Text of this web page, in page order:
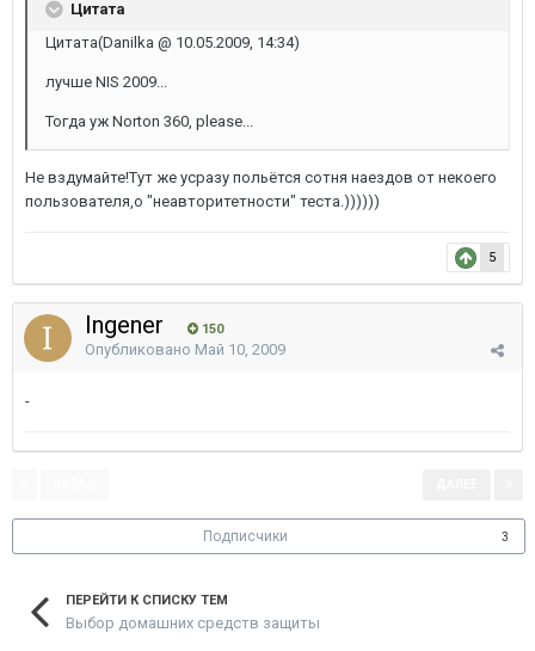
Цитата
Цитата(Danilka @ 10.05.2009, 14:34)
лучше NIS 2009...
Тогда уж Norton 360, please...
Не вздумайте!Тут же усразу польётся сотня наездов от некоего
пользователя,о "неавторитетности" теста.))))))
5
Ingener 150
Опубликовано Май 10, 2009
-
Подписчики 3
ПЕРЕЙТИ К СПИСКУ ТЕМ
Выбор домашних средств защиты